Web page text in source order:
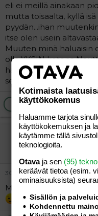
eli ei meillä ainakaan
mutta toisaalta, kyllä
pyydän...ihan
itse olen usein
Muuten minä haluaisin
olla YKSIN
haluaisi käydä
seuraa...tai siis seuraa
Ilmoita asiaton viesti
taustalla
Aktiivinen jäsen
30.01.2006
Meen baariin, vedän
Kotimaista
käyttökokemus
Haluamme tarjota
käyttökokemuksen ja
käytämme tällä
teknologioita.
Otavaja sen (95)
keräävät tietoa (esim.
ominaisuuk­sista)
Sisällön ja
Kohdennettu